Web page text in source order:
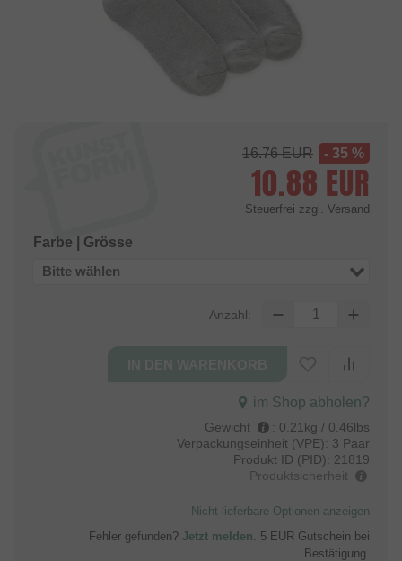
16.76EUR - 35 %
10.88 EUR
Steuerfrei zzgl. Versand
Farbe | Grösse
Bitte wählen
Anzahl:
im Shop abholen?
Gewicht : 0.21kg / 0.46lbs
Verpackungseinheit (VPE): 3 Paar
Produkt ID (PID): 21819
Produktsicherheit
Nicht lieferbare Optionen anzeigen
Fehler gefunden? Jetzt melden. 5 EUR Gutschein bei
Bestätigung.